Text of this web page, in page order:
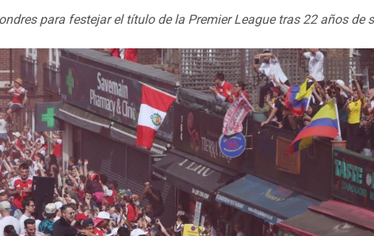
para festejar el título de la Premier League tras 22 años de